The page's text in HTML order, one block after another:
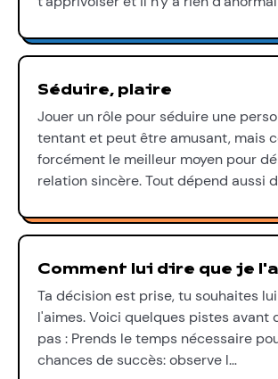
Séduire, plaire
Jouer un rôle pour séduire une
tentant et peut être amusant, mais
forcément le meilleur moyen pour
relation sincère. Tout dépend aussi
Comment lui dire que je
Ta décision est prise, tu souhaites
l'aimes. Voici quelques pistes avant
pas : Prends le temps nécessaire
chances de succès: observe l…